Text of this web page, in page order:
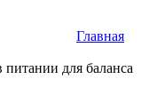
Главная
питании для баланса